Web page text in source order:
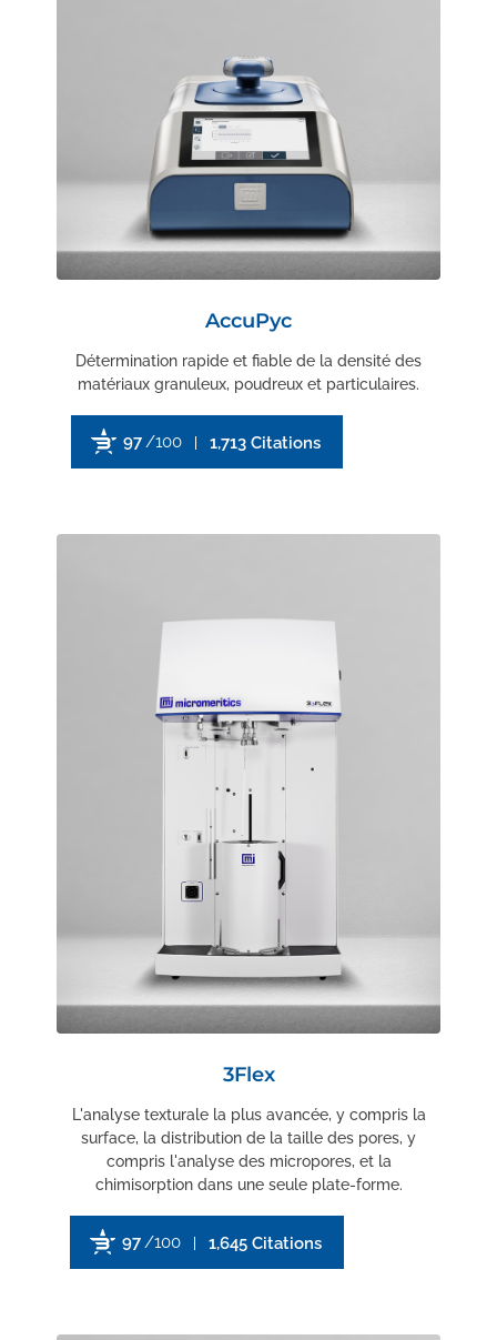
AccuPyc
Détermination rapide et fiable de la densité des
matériaux granuleux, poudreux et particulaires.
97/100 1,713 Citations
3Flex
L'analyse texturale la plus avancée, y compris la
surface, la distribution de la taille des pores, y
compris l'analyse des micropores, et la
chimisorption dans une seule plate-forme.
97/100 1,645 Citations